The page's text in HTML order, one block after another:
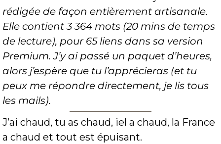
rédigée de façon entièrement artisanale.
Elle contient 3 364 mots (20 mins de temps
de lecture), pour 65 liens dans sa version
Premium. J’y ai passé un paquet d’heures,
alors j’espère que tu l’apprécieras (et tu
peux me répondre directement, je lis tous
les mails).
J’ai chaud, tu as chaud, iel a chaud, la France
a chaud et tout est épuisant.